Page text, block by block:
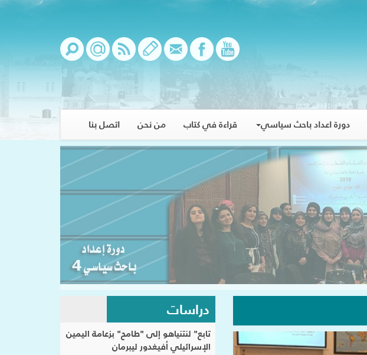
دورة اعداد باحث سياسي قراءة في كتاب من نحن اتصل بنا
دراسات
تابع" لنتنياهو إلى "طامح" بزعامة اليمين
الإسرائيلي أفيغدور ليبرمان